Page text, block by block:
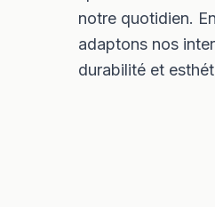
notre quotidien.
adaptons nos
durabilité et